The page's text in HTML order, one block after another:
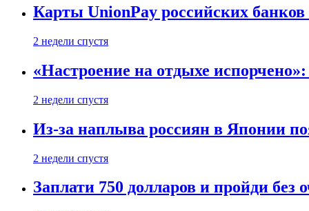
Карты UnionPay российских
2 недели спустя
«Настроение на отдыхе
2 недели спустя
Из-за наплыва россиян в Японии
2 недели спустя
Заплати 750 долларов и пройди